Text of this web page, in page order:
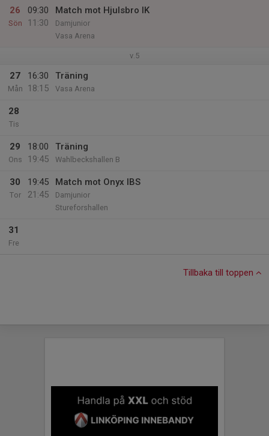
26
Sön
09:30
11:30
Match mot Hjulsbro IK
Damjunior
Vasa Arena
v.5
27
Mån
16:30
18:15
Träning
Vasa Arena
28
Tis
29
Ons
18:00
19:45
Träning
Wahlbeckshallen B
30
Tor
19:45
21:45
Match mot Onyx IBS
Damjunior
Stureforshallen
31
Fre
Tillbaka till toppen